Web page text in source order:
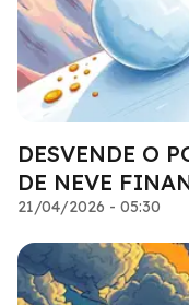
DESVENDE O
DE NEVE
21/04/2026 - 05:30